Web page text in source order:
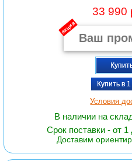
33 990
акция
Купить в
Условия
В наличии на
Срок поставки - от
Доставим